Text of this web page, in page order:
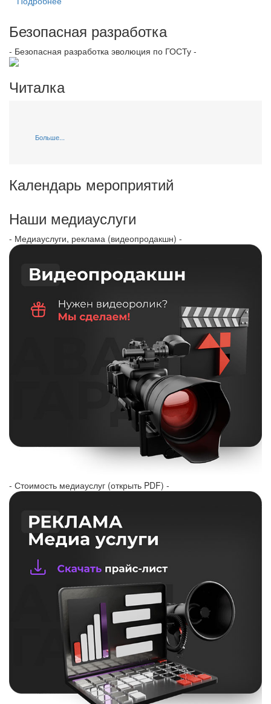
Безопасная разработка
- Безопасная разработка эволюция по ГОСТу -
Читалка
Больше...
Календарь мероприятий
Наши медиауслуги
- Медиауслуги, реклама (видеопродакшн) -
- Стоимость медиауслуг (открыть PDF) -